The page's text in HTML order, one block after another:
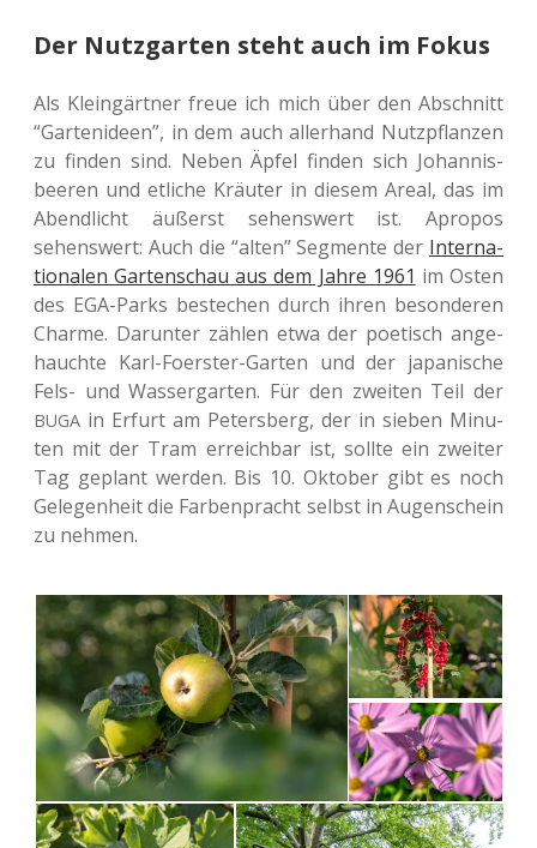
Der Nutzgarten steht auch im Fokus
Als Klein­gärt­ner freue ich mich über den Abschnitt
“Gar­ten­ideen”, in dem auch aller­hand Nutz­pflan­zen
zu finden sind. Neben Äpfel finden sich Johan­nis­
bee­ren und etli­che Kräu­ter in diesem Areal, das im
Abend­licht äußerst sehens­wert ist. Apro­pos
sehens­wert: Auch die “alten” Seg­men­te der Inter­na­
tio­na­len Gar­ten­schau aus dem Jahre 1961 im Osten
des EGA-Parks bestechen durch ihren beson­de­ren
Charme. Dar­un­ter zählen etwa der poe­tisch ange­
hauch­te Karl-Foers­ter-Garten und der japa­ni­sche
Fels- und Was­ser­gar­ten. Für den zwei­ten Teil der
BUGA in Erfurt am Peters­berg, der in sieben Minu­
ten mit der Tram erreich­bar ist, sollte ein zwei­ter
Tag geplant werden. Bis 10. Okto­ber gibt es noch
Gele­gen­heit die Far­ben­pracht selbst in Augen­schein
zu nehmen.